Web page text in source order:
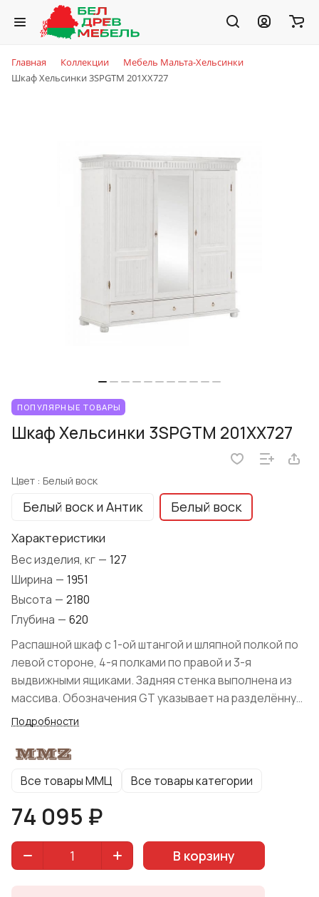
Главная Коллекции
Мебель Мальта-Хельсинки
Шкаф Хельсинки 3SPGTM 201XX727
ПОПУЛЯРНЫЕ ТОВАРЫ
Шкаф Хельсинки 3SPGTM 201XX727
Цвет : Белый воск
Белый воск и Антик Белый воск
Характеристики
Вес изделия, кг — 127
Ширина — 1951
Высота — 2180
Глубина — 620
Распашной шкаф с 1-ой штангой и шляпной полкой по
левой стороне, 4-я полками по правой и 3-я
выдвижными ящиками. Задняя стенка выполнена из
массива. Обозначения GT указывает на разделённую
на 2 филёнки дверь.
Подробности
Все товары ММЦ Все товары категории
74 095 ₽
В корзину